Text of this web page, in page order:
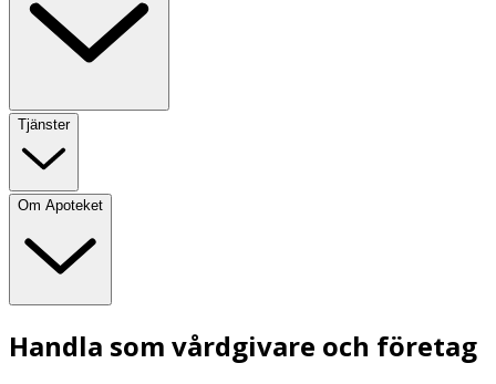
Tjänster
Om Apoteket
Handla som vårdgivare och företag